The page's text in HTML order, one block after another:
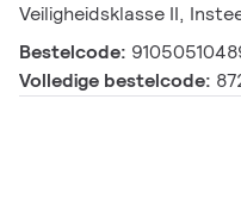
Veiligheidsklasse II,
Bestelcode:
Volledige bestelcode: